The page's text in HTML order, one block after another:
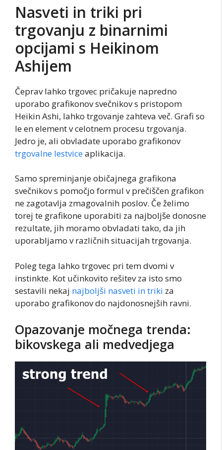
Nasveti in triki pri
trgovanju z binarnimi
opcijami s Heikinom
Ashijem
Čeprav lahko trgovec pričakuje napredno
uporabo grafikonov svečnikov s pristopom
Heikin Ashi, lahko trgovanje zahteva več. Grafi so
le en element v celotnem procesu trgovanja.
Jedro je, ali obvladate uporabo grafikonov
trgovalne lestviceaplikacija.
Samo spreminjanje običajnega grafikona
svečnikov s pomočjo formul v prečiščen grafikon
ne zagotavlja zmagovalnih poslov. Če želimo
torej te grafikone uporabiti za najboljše donosne
rezultate, jih moramo obvladati tako, da jih
uporabljamo v različnih situacijah trgovanja.
Poleg tega lahko trgovec pri tem dvomi v
instinkte. Kot učinkovito rešitev za isto smo
sestavili nekaj najboljši nasveti in triki za
uporabo grafikonov do najdonosnejših ravni.
Opazovanje močnega trenda:
bikovskega ali medvedjega